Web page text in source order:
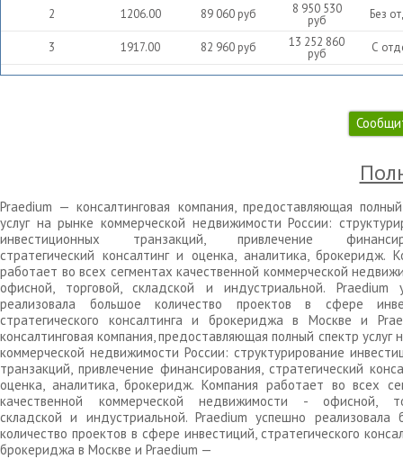
2 1206.00 89 060руб 8 950 530
руб Без
3 1917.00 82 960руб 13 252 860
руб С
Praedium — консалтинговая компания, предоставляющая
услуг на рынке коммерческой недвижимости России:
инвестиционных транзакций, привлечение
стратегический консалтинг и оценка, аналитика, брокеридж.
работает во всех сегментах качественной коммерческой
офисной, торговой, складской и индустриальной. Praedium
реализовала большое количество проектов в сфере
стратегического консалтинга и брокериджа в Москве и
консалтинговая компания, предоставляющая полный спектр услуг
коммерческой недвижимости России: структурирование
транзакций, привлечение финансирования, стратегический
оценка, аналитика, брокеридж. Компания работает во всех
качественной коммерческой недвижимости - офисной,
складской и индустриальной. Praedium успешно реализовала
количество проектов в сфере инвестиций, стратегического
брокериджа в Москве и Praedium —